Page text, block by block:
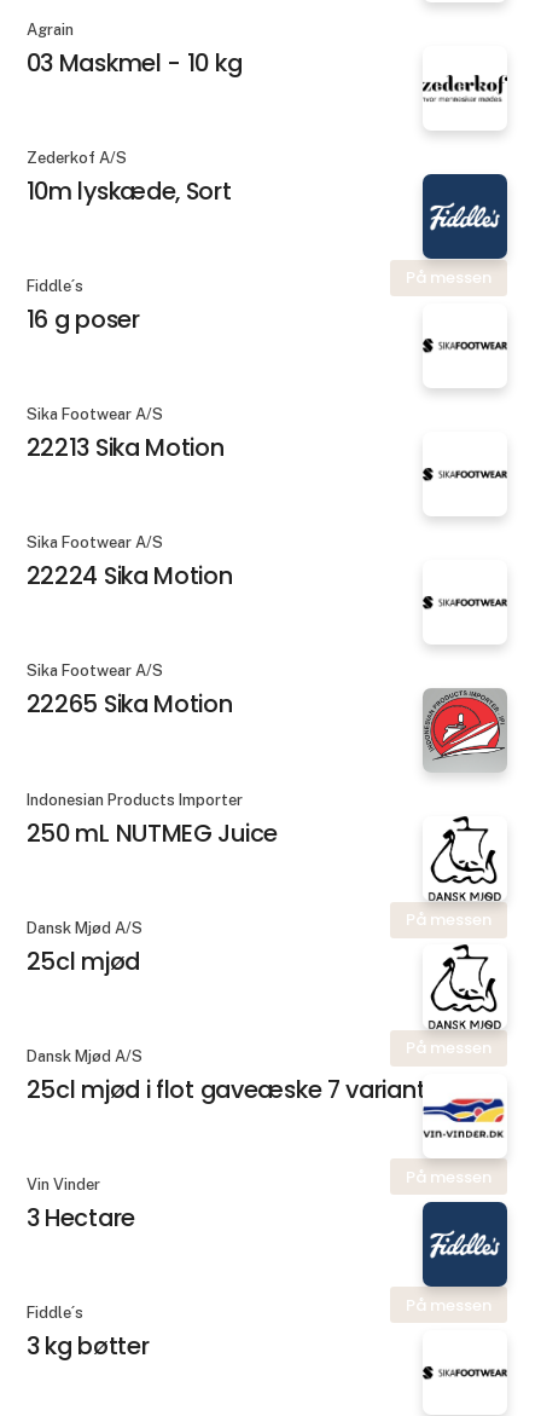
Agrain
03 Maskmel - 10 kg
Zederkof A/S
10m lyskæde, Sort
På messen
Fiddle´s
16 g poser
Sika Footwear A/S
22213 Sika Motion
Sika Footwear A/S
22224 Sika Motion
Sika Footwear A/S
22265 Sika Motion
Indonesian Products Importer
250 mL NUTMEG Juice
På messen
Dansk Mjød A/S
25cl mjød
På messen
Dansk Mjød A/S
25cl mjød i flot gaveæske 7 varianter
På messen
Vin Vinder
3 Hectare
På messen
Fiddle´s
3 kg bøtter